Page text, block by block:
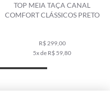
TOP MEIA TAÇA CANAL
COMFORT CLÁSSICOS PRETO
R$ 299,00
5x de R$ 59,80